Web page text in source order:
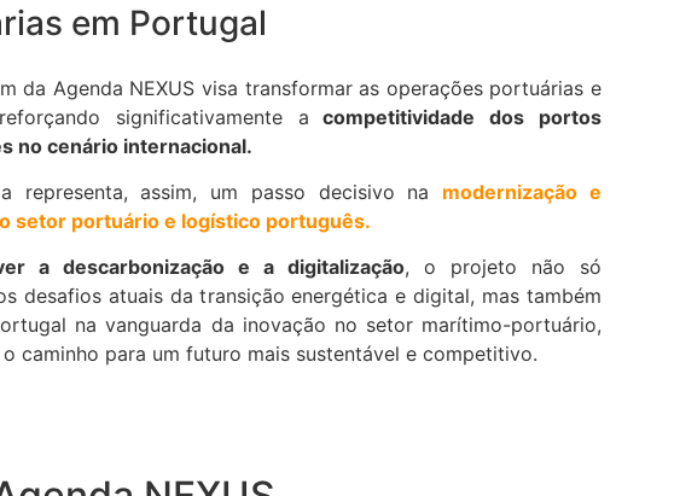
em Portugal
da Agenda NEXUS visa transformar as operações portuárias e
significativamente a competitividade dos portos
no cenário internacional.
representa, assim, um passo decisivo na modernização e
setor portuário e logístico português.
a descarbonização e a digitalização, o projeto não só
desafios atuais da transição energética e digital, mas também
na vanguarda da inovação no setor marítimo-portuário,
caminho para um futuro mais sustentável e competitivo.